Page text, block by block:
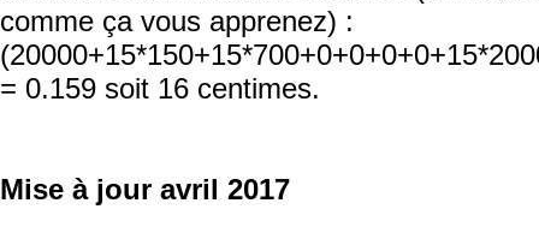
comme ça vous apprenez) :
= 0.159 soit 16 centimes.
Mise à jour avril 2017